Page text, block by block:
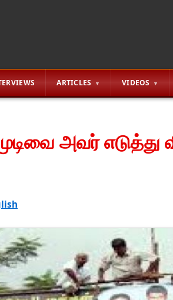
ARTICLES VIDEOS
அவர் எடுத்து